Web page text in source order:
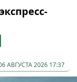
АВГУСТА 2026 17:37